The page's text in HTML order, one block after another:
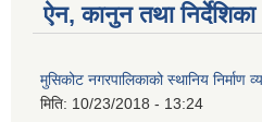
ऐन, कानुन तथा निर्देशिका
मुसिकोट नगरपालिकाको स्थानिय
मिति: 10/23/2018 - 13:24